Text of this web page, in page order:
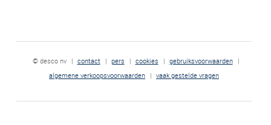
© desco nv | contact | pers | cookies | gebruiksvoorwaarden
|
algemene verkoopsvoorwaarden | vaak gestelde vragen